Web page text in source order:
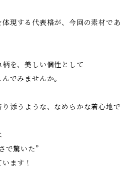
現する代表格が、今回の素材であ
を、美しい個性として
でみませんか。
添うような、なめらかな着心地で
で驚いた”
ます！